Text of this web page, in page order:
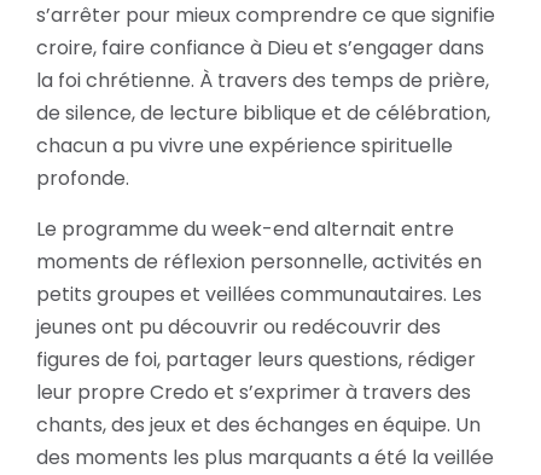
s’arrêter pour mieux comprendre ce que signifie
croire, faire confiance à Dieu et s’engager dans
la foi chrétienne. À travers des temps de prière,
de silence, de lecture biblique et de célébration,
chacun a pu vivre une expérience spirituelle
profonde.
Le programme du week-end alternait entre
moments de réflexion personnelle, activités en
petits groupes et veillées communautaires. Les
jeunes ont pu découvrir ou redécouvrir des
figures de foi, partager leurs questions, rédiger
leur propre Credo et s’exprimer à travers des
chants, des jeux et des échanges en équipe. Un
des moments les plus marquants a été la veillée